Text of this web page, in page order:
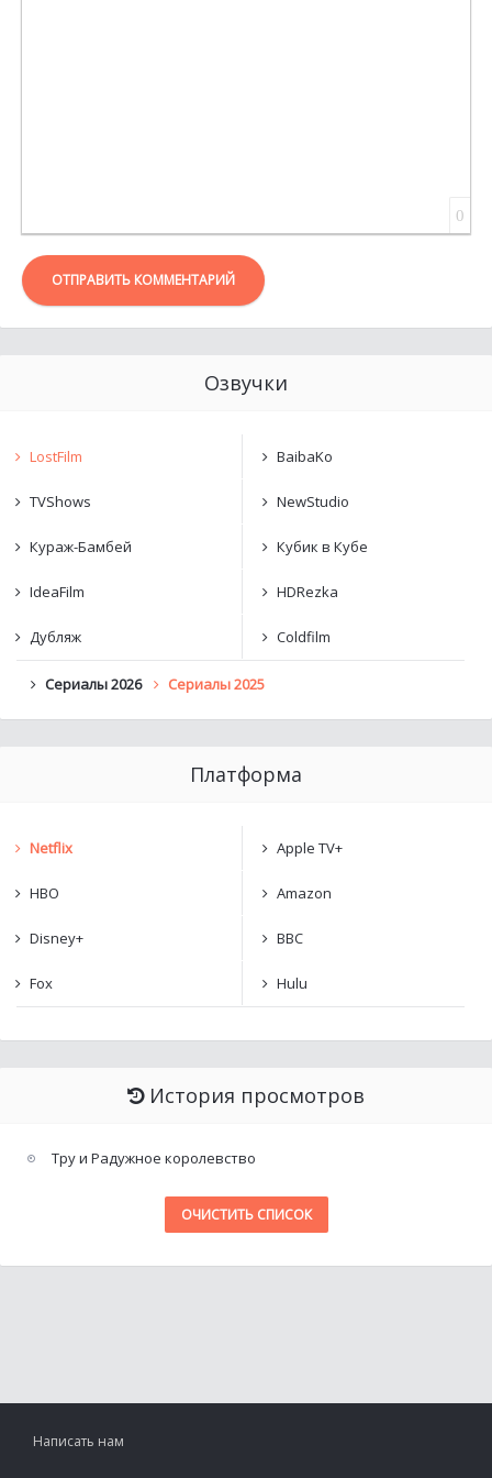
0
ОТПРАВИТЬ КОММЕНТАРИЙ
Озвучки
LostFilm BaibaKo
TVShows NewStudio
Кураж-Бамбей Кубик в Кубе
IdeaFilm HDRezka
Дубляж Coldfilm
Сериалы 2026 Сериалы 2025
Платформа
Netflix Apple TV+
HBO Amazon
Disney+ BBC
Fox Hulu
История просмотров
Тру и Радужное королевство
ОЧИСТИТЬ СПИСОК
Написать нам